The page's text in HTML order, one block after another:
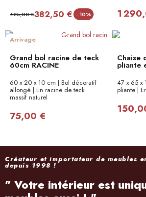
425,00 €382,50 € - 10% 1
Arrivage
Grand bol racine de teck
60cm RACINE
60 x 20 x 10 cm | Bol décoratif
allongé | En racine de teck
massif naturel
75,00 €
Chaise
pliante
47 x 65 x
pliante |
Créateur et importateur de meubles
depuis 1998 !
" Votre intérieur est